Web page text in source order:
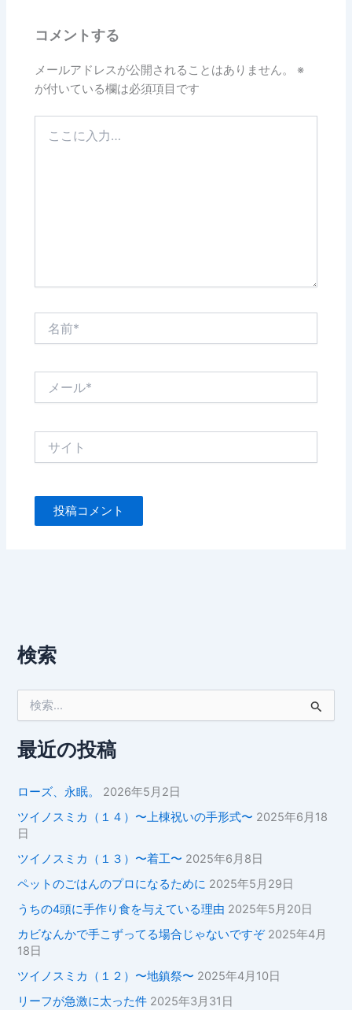
コメントする
メールアドレスが公開されることはありません。
※
が付いている欄は必須項目です
検索
象
:最近の投稿
ローズ、永眠。
2026年5月2日
ツイノスミカ（１４）〜上棟祝いの手形式〜 2025年6月18
日
ツイノスミカ（１３）〜着工〜 2025年6月8日
ペットのごはんのプロになるために 2025年5月29日
うちの4頭に手作り食を与えている理由 2025年5月20日
カビなんかで手こずってる場合じゃないですぞ 2025年4月
18日
ツイノスミカ（１２）〜地鎮祭〜 2025年4月10日
リーフが急激に太った件 2025年3月31日